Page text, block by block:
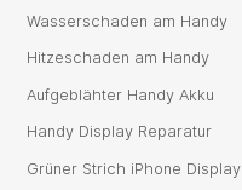
Wasserschaden am Handy
Hitzeschaden am Handy
Aufgeblähter Handy Akku
Handy Display Reparatur
Grüner Strich iPhone Display